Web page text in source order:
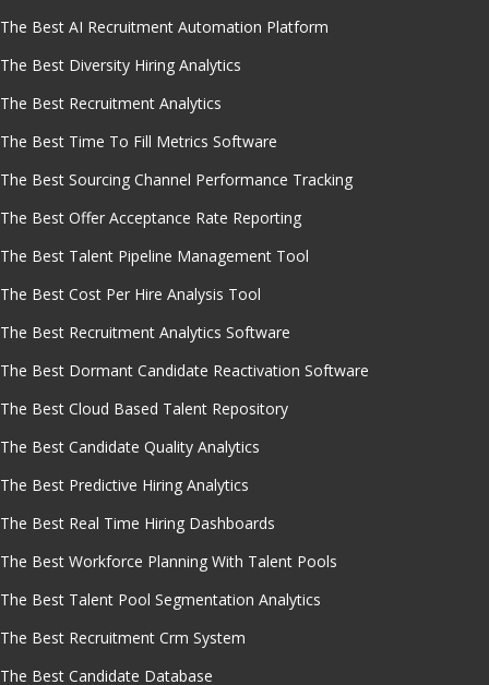
The Best AI Recruitment Automation Platform
The Best Diversity Hiring Analytics
The Best Recruitment Analytics
The Best Time To Fill Metrics Software
The Best Sourcing Channel Performance Tracking
The Best Offer Acceptance Rate Reporting
The Best Talent Pipeline Management Tool
The Best Cost Per Hire Analysis Tool
The Best Recruitment Analytics Software
The Best Dormant Candidate Reactivation Software
The Best Cloud Based Talent Repository
The Best Candidate Quality Analytics
The Best Predictive Hiring Analytics
The Best Real Time Hiring Dashboards
The Best Workforce Planning With Talent Pools
The Best Talent Pool Segmentation Analytics
The Best Recruitment Crm System
The Best Candidate Database